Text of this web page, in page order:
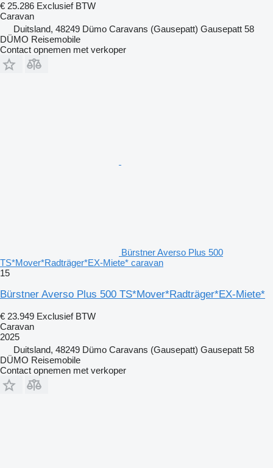
€ 25.286 Exclusief BTW
Caravan
Duitsland, 48249 Dümo Caravans (Gausepatt) Gausepatt 58
DÜMO Reisemobile
Contact opnemen met verkoper
Bürstner Averso Plus 500
TS*Mover*Radträger*EX-Miete* caravan
15
Bürstner Averso Plus 500 TS*Mover*Radträger*EX-Miete*
€ 23.949 Exclusief BTW
Caravan
2025
Duitsland, 48249 Dümo Caravans (Gausepatt) Gausepatt 58
DÜMO Reisemobile
Contact opnemen met verkoper